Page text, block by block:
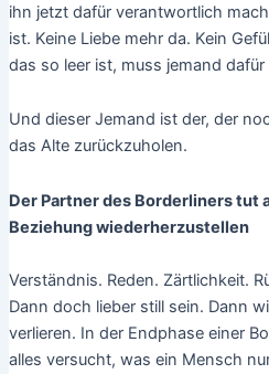
ihn jetzt dafür verantwortlich
ist. Keine Liebe mehr da. Kein
das so leer ist, muss jemand dafür
Und dieser Jemand ist der, der
das Alte zurückzuholen.
Der Partner des Borderliners tut
Beziehung wiederherzustellen
Verständnis. Reden. Zärtlichkeit.
Dann doch lieber still sein. Dann
verlieren. In der Endphase einer
alles versucht, was ein Mensch